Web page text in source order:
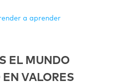
a aprender
EL MUNDO
VALORES